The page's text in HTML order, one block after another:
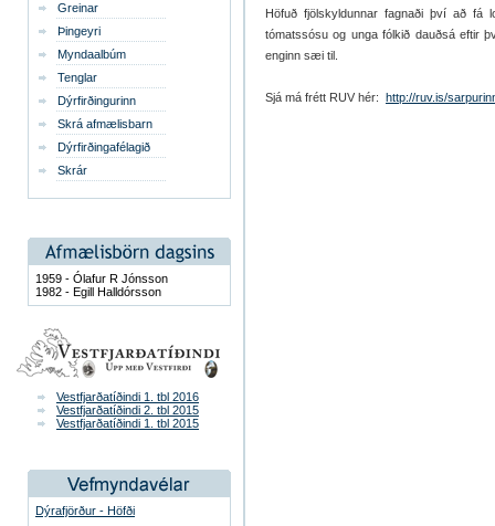
Greinar
Þingeyri
Myndaalbúm
Tenglar
Dýrfirðingurinn
Skrá afmælisbarn
Dýrfirðingafélagið
Skrár
1959 - Ólafur R Jónsson
1982 - Egill Halldórsson
Vestfjarðatíðindi 1. tbl 2016
Vestfjarðatíðindi 2. tbl 2015
Vestfjarðatíðindi 1. tbl 2015
Dýrafjörður - Höfði
Höfuð fjölskyldunnar fagnaði því að fá
tómatssósu og unga fólkið dauðsá eftir
enginn sæi til.
Sjá má frétt RUV hér: http://ruv.is/